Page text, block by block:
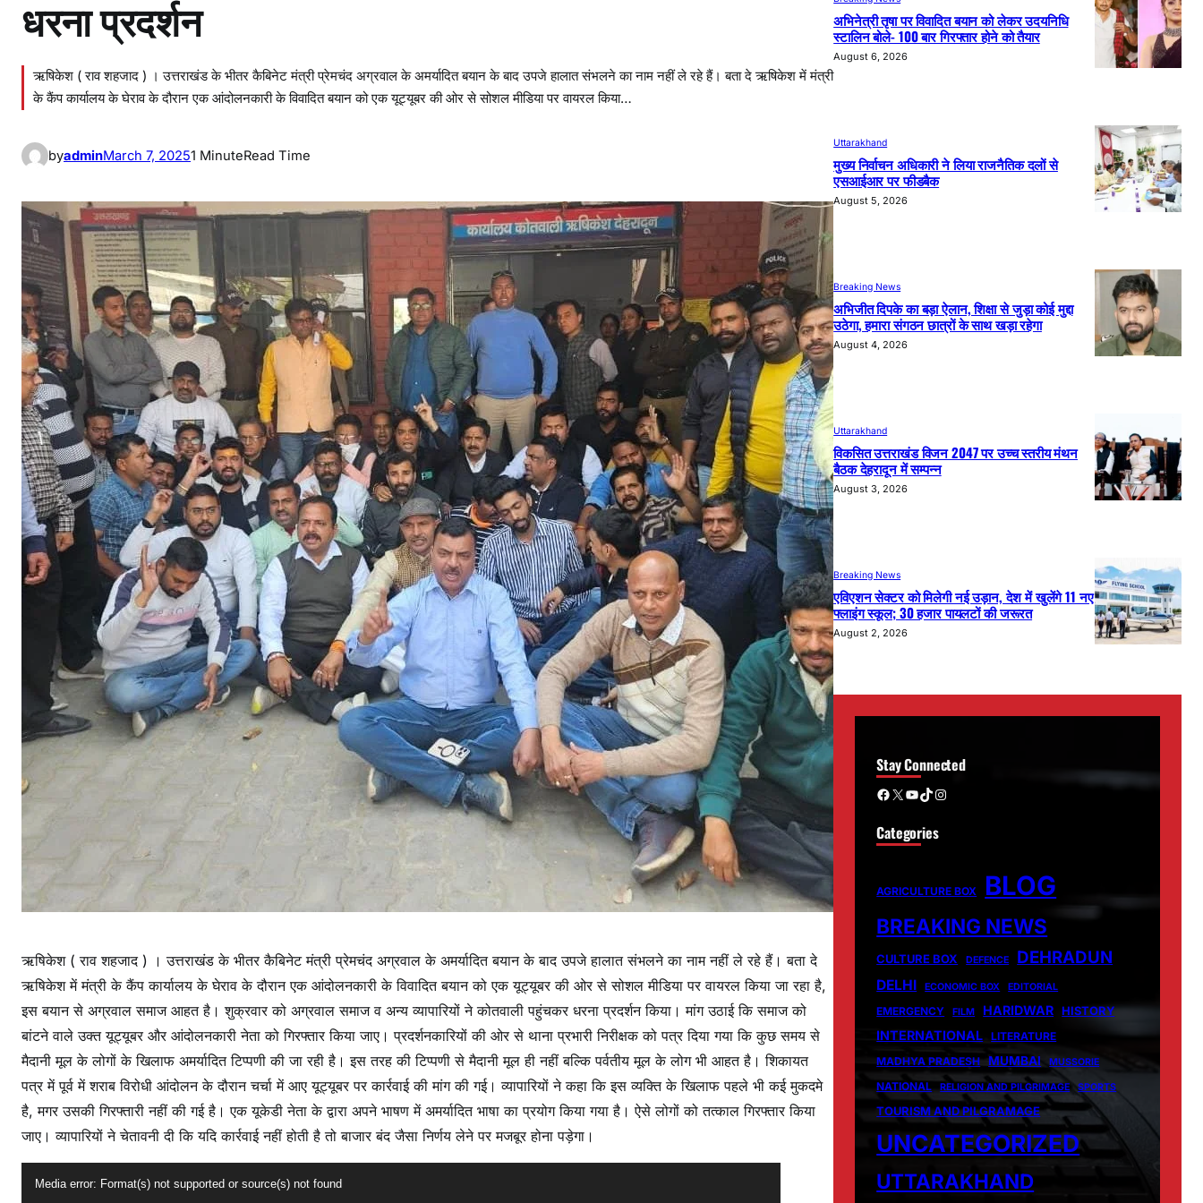
धरना प्रदर्शन
ऋषिकेश ( राव शहजाद ) । उत्तराखंड के भीतर कैबिनेट मंत्री प्रेमचंद अग्रवाल के अमर्यादित बयान के बाद उपजे हालात संभलने का नाम नहीं ले रहे हैं। बता दे ऋषिकेश में मंत्री
के कैंप कार्यालय के घेराव के दौरान एक आंदोलनकारी के विवादित बयान को एक यूट्यूबर की ओर से सोशल मीडिया पर वायरल किया…
byadminMarch 7, 20251 MinuteRead Time
ऋषिकेश ( राव शहजाद ) । उत्तराखंड के भीतर कैबिनेट मंत्री प्रेमचंद अग्रवाल के अमर्यादित बयान के बाद उपजे हालात संभलने का नाम नहीं ले रहे हैं। बता दे
ऋषिकेश में मंत्री के कैंप कार्यालय के घेराव के दौरान एक आंदोलनकारी के विवादित बयान को एक यूट्यूबर की ओर से सोशल मीडिया पर वायरल किया जा रहा है,
इस बयान से अग्रवाल समाज आहत है। शुक्रवार को अग्रवाल समाज व अन्य व्यापारियों ने कोतवाली पहुंचकर धरना प्रदर्शन किया। मांग उठाई कि समाज को
बांटने वाले उक्त यूट्यूबर और आंदोलनकारी नेता को गिरफ्तार किया जाए। प्रदर्शनकारियों की ओर से थाना प्रभारी निरीक्षक को पत्र दिया गया कि कुछ समय से
मैदानी मूल के लोगों के खिलाफ अमर्यादित टिप्पणी की जा रही है। इस तरह की टिप्पणी से मैदानी मूल ही नहीं बल्कि पर्वतीय मूल के लोग भी आहत है। शिकायत
पत्र में पूर्व में शराब विरोधी आंदोलन के दौरान चर्चा में आए यूट्यूबर पर कार्रवाई की मांग की गई। व्यापारियों ने कहा कि इस व्यक्ति के खिलाफ पहले भी कई मुकदमे
है, मगर उसकी गिरफ्तारी नहीं की गई है। एक यूकेडी नेता के द्वारा अपने भाषण में अमर्यादित भाषा का प्रयोग किया गया है। ऐसे लोगों को तत्काल गिरफ्तार किया
जाए। व्यापारियों ने चेतावनी दी कि यदि कार्रवाई नहीं होती है तो बाजार बंद जैसा निर्णय लेने पर मजबूर होना पड़ेगा।
Media error: Format(s) not supported or source(s) not found
अभिनेत्री तृषा पर विवादित बयान को लेकर उदयनिधि
स्टालिन बोले- 100 बार गिरफ्तार होने को तैयार
August 6, 2026
Uttarakhand
मुख्य निर्वाचन अधिकारी ने लिया राजनैतिक दलों से
एसआईआर पर फीडबैक
August 5, 2026
Breaking News
अभिजीत दिपके का बड़ा ऐलान, शिक्षा से जुड़ा कोई मुद्दा
उठेगा, हमारा संगठन छात्रों के साथ खड़ा रहेगा
August 4, 2026
Uttarakhand
विकसित उत्तराखंड विजन 2047 पर उच्च स्तरीय मंथन
बैठक देहरादून में सम्पन्न
August 3, 2026
Breaking News
एविएशन सेक्टर को मिलेगी नई उड़ान, देश में खुलेंगे 11 नए
फ्लाइंग स्कूल; 30 हजार पायलटों की जरूरत
August 2, 2026
Stay Connected
Facebook X YouTube TikTok Instagram
Categories
AGRICULTURE BOX BLOG
BREAKING NEWS
CULTURE BOX DEFENCE DEHRADUN
DELHI ECONOMIC BOX EDITORIAL
EMERGENCY FILM HARIDWAR HISTORY
INTERNATIONAL
LITERATURE
MADHYA PRADESH MUMBAI MUSSORIE
NATIONAL RELIGION AND PILGRIMAGE SPORTS
TOURISM AND PILGRAMAGE
UNCATEGORIZED
UTTARAKHAND